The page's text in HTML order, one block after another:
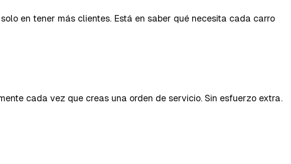
en tener más clientes. Está en saber qué necesita cada carro
cada vez que creas una orden de servicio. Sin esfuerzo extra.